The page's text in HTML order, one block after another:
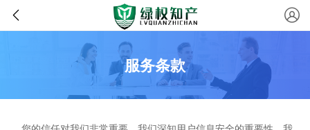
服务条款